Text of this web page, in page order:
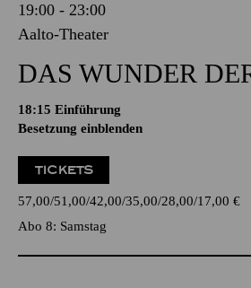
19:00 - 23:00
Aalto-Theater
DAS WUNDER
18:15 Einführung
Besetzung einblenden
TICKETS
57,00 51,00 42,00 35,00 28,00 17,00 €
Abo 8: Samstag